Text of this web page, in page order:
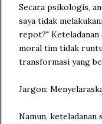
Secara psikologis,
saya tidak
repot?" Keteladanan
moral tim tidak
transformasi yang
Jargon:
Namun,